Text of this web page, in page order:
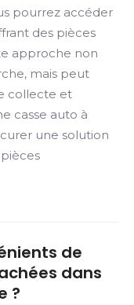
pourrez accéder
des pièces
approche non
mais peut
collecte et
casse auto à
une solution
de
dans
?